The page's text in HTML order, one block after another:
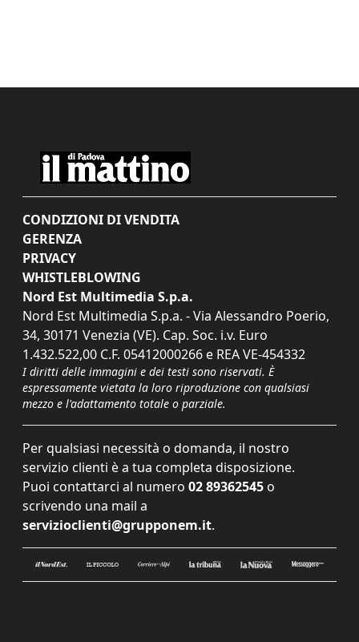
CONDIZIONI DI VENDITA
GERENZA
PRIVACY
WHISTLEBLOWING
Nord Est Multimedia S.p.a.
Nord Est Multimedia S.p.a. - Via Alessandro Poerio,
34, 30171 Venezia (VE). Cap. Soc. i.v. Euro
1.432.522,00 C.F. 05412000266 e REA VE-454332
I diritti delle immagini e dei testi sono riservati. È
espressamente vietata la loro riproduzione con qualsiasi
mezzo e l'adattamento totale o parziale.
Per qualsiasi necessità o domanda, il nostro
servizio clienti è a tua completa disposizione.
Puoi contattarci al numero 02 89362545 o
scrivendo una mail a
servizioclienti@grupponem.it.